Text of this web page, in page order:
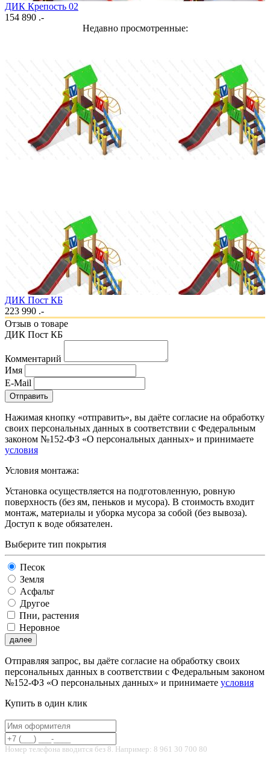
ДИК Крепость 02
154 890 .-
Недавно просмотренные:
ДИК Пост КБ
223 990 .-
Отзыв о товаре
ДИК Пост КБ
Комментарий
Имя
E-Mail
Отправить
Нажимая кнопку «отправить», вы даёте согласие на обработку
своих персональных данных в соответствии с Федеральным
законом №152-ФЗ «О персональных данных» и принимаете
условия
Условия монтажа:
Установка осуществляется на подготовленную, ровную
поверхность (без ям, пеньков и мусора). В стоимость входит
монтаж, материалы и уборка мусора за собой (без вывоза).
Доступ к воде обязателен.
Выберите тип покрытия
Песок
Земля
Асфальт
Другое
Пни, растения
Неровное
далее
Отправляя запрос, вы даёте согласие на обработку своих
персональных данных в соответствии с Федеральным законом
№152-ФЗ «О персональных данных» и принимаете условия
Купить в один клик
Номер телефона вводится без 8. Например: 8 961 30 700 80